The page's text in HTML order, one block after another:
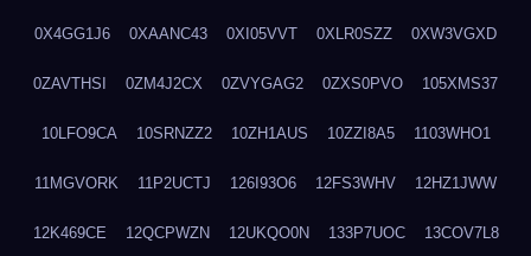
0X4GG1J6 0XAANC43 0XI05VVT 0XLR0SZZ 0XW3VGXD
0ZAVTHSI 0ZM4J2CX 0ZVYGAG2 0ZXS0PVO 105XMS37
10LFO9CA 10SRNZZ2 10ZH1AUS 10ZZI8A5 1103WHO1
11MGVORK 11P2UCTJ 126I93O6 12FS3WHV 12HZ1JWW
12K469CE 12QCPWZN 12UKQO0N 133P7UOC 13COV7L8